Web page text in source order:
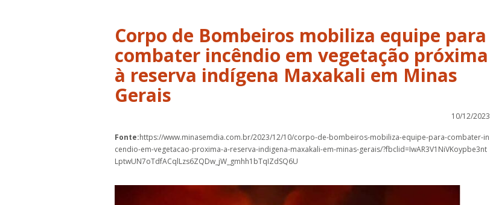
Corpo de Bombeiros mobiliza equipe para
combater incêndio em vegetação próxima
à reserva indígena Maxakali em Minas
Gerais
10/12/2023
Fonte:https://www.minasemdia.com.br/2023/12/10/corpo-de-bombeiros-mobiliza-equipe-para-combater-in
cendio-em-vegetacao-proxima-a-reserva-indigena-maxakali-em-minas-gerais/?fbclid=IwAR3V1NiVKoypbe3nt
LptwUN7oTdfACqlLzs6ZQDw_jW_gmhh1bTqIZdSQ6U